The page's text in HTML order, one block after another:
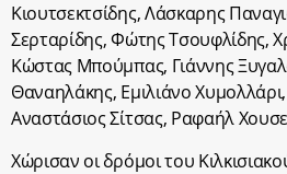
Κιουτσεκτσίδης, Λάσκαρης
Σερταρίδης, Φώτης Τσουφλίδης,
Κώστας Μπούμπας, Γιάννης
Θαναηλάκης, Εμιλιάνο
Αναστάσιος Σίτσας, Ραφαήλ
Χώρισαν οι δρόμοι του